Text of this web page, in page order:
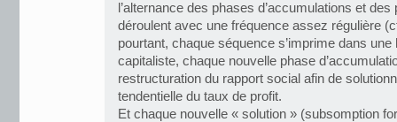
l’alternance des phases d’accumulations et
déroulent avec une fréquence assez régulière
pourtant, chaque séquence s’imprime dans
capitaliste, chaque nouvelle phase
restructuration du rapport social afin de
tendentielle du taux de profit.
Et chaque nouvelle « solution » (subsomption